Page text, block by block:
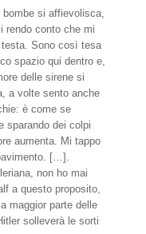
si affievolisca,
rendo conto che mi
Sono così tesa
spazio qui dentro e,
delle sirene si
a volte sento anche
è come se
sparando dei colpi
aumenta. Mi tappo
[…].
non ho mai
a questo proposito,
maggior parte delle
solleverà le sorti